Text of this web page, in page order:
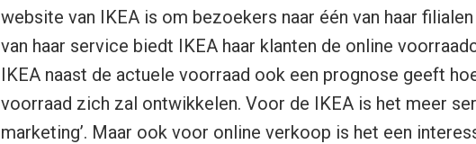
website van IKEA is om bezoekers naar één van haar
van haar service biedt IKEA haar klanten de online
IKEA naast de actuele voorraad ook een prognose geeft
voorraad zich zal ontwikkelen. Voor de IKEA is het meer
marketing’. Maar ook voor online verkoop is het een